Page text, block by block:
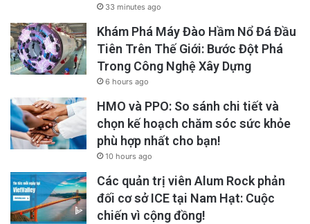
33 minutes ago
Khám Phá Máy Đào Hầm Nổ Đá Đầu
Tiên Trên Thế Giới: Bước Đột Phá
Trong Công Nghệ Xây Dựng
6 hours ago
HMO và PPO: So sánh chi tiết và
chọn kế hoạch chăm sóc sức khỏe
phù hợp nhất cho bạn!
10 hours ago
Các quản trị viên Alum Rock phản
đối cơ sở ICE tại Nam Hạt: Cuộc
chiến vì cộng đồng!